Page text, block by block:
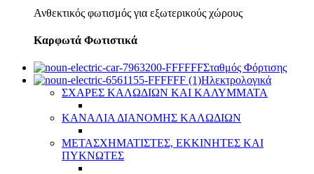
Ανθεκτικός φωτισμός για εξωτερικούς χώρους
Καρφωτά Φωτιστικά
Σταθμός Φόρτισης
Ηλεκτρολογικά
ΣΧΑΡΕΣ ΚΑΛΩΔΙΩΝ ΚΑΙ ΚΑΛΥΜΜΑΤΑ
ΚΑΝΑΛΙΑ ΔΙΑΝΟΜΗΣ ΚΑΛΩΔΙΩΝ
ΜΕΤΑΣΧΗΜΑΤΙΣΤΕΣ, ΕΚΚΙΝΗΤΕΣ ΚΑΙ
ΠΥΚΝΩΤΕΣ